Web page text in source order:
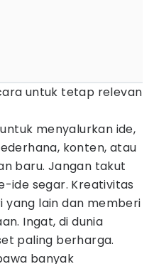
untuk tetap relevan
menyalurkan ide,
konten, atau
baru. Jangan takut
ide segar. Kreativitas
lain dan memberi
Ingat, di dunia
paling berharga.
banyak